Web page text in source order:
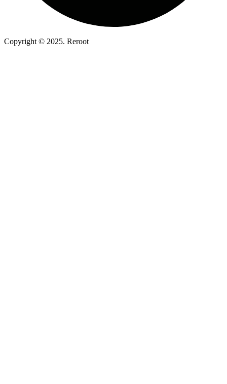
Copyright © 2025. Reroot